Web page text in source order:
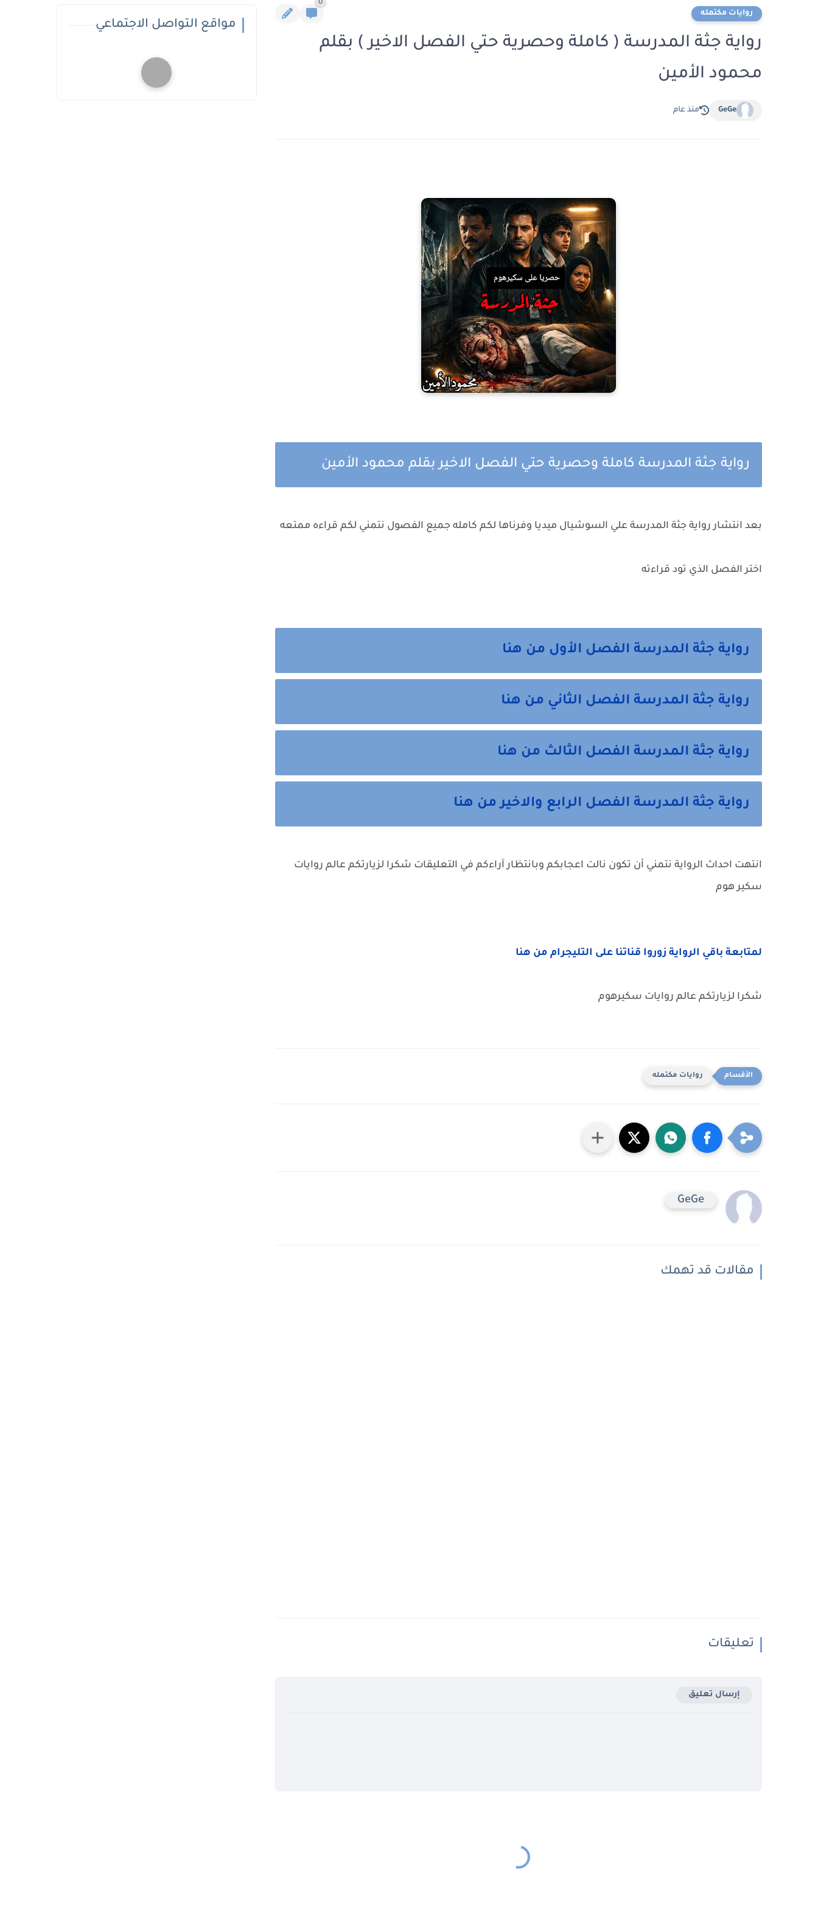
روايات مكتمله
0
رواية جثة المدرسة ( كاملة وحصرية حتي الفصل الاخير ) بقلم
محمود الأمين
GeGe منذ عام
رواية جثة المدرسة كاملة وحصرية حتي الفصل الاخير بقلم محمود الأمين
بعد انتشار رواية جثة المدرسة علي السوشيال ميديا وفرناها لكم كامله جميع الفصول نتمني لكم قراءه ممتعه
اختر الفصل الذي تود قراءته
رواية جثة المدرسة الفصل الأول من هنا
رواية جثة المدرسة الفصل الثاني من هنا
رواية جثة المدرسة الفصل الثالث من هنا
رواية جثة المدرسة الفصل الرابع والاخير من هنا
انتهت احداث الرواية نتمني أن تكون نالت اعجابكم وبانتظار آراءكم في التعليقات شكرا لزيارتكم عالم روايات
سكير هوم
لمتابعة باقي الرواية زوروا قناتنا على التليجرام من هنا
شكرا لزيارتكم عالم روايات سكيرهوم
روايات مكتمله
GeGe
مقالات قد تهمك
تعليقات
إرسال تعليق
مواقع التواصل الاجتماعي